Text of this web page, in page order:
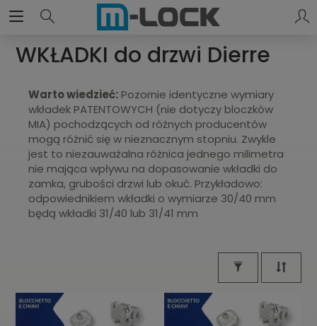
WKŁADKI do drzwi Dierre
Warto wiedzieć: Pozornie identyczne wymiary
wkładek PATENTOWYCH (nie dotyczy bloczków
MIA) pochodzących od różnych producentów
mogą różnić się w nieznacznym stopniu. Zwykle
jest to niezauważalna różnica jednego milimetra
nie mająca wpływu na dopasowanie wkładki do
zamka, grubości drzwi lub okuć. Przykładowo:
odpowiednikiem wkładki o wymiarze 30/40 mm
będą wkładki 31/40 lub 31/41 mm